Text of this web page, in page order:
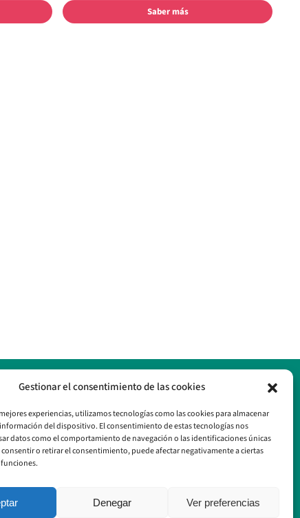
Gestionar el consentimiento de las cookies
experiencias, utilizamos tecnologías como las cookies para almacenar
del dispositivo. El consentimiento de estas tecnologías nos
datos como el comportamiento de navegación o las identificaciones únicas
o retirar el consentimiento, puede afectar negativamente a ciertas
funciones.
Denegar Ver preferencias
Saber más